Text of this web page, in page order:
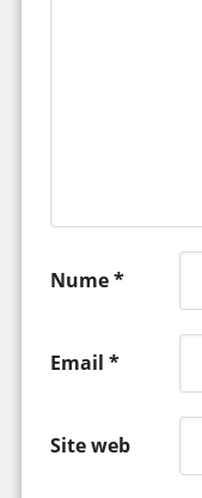
Nume*
Email *
Site web